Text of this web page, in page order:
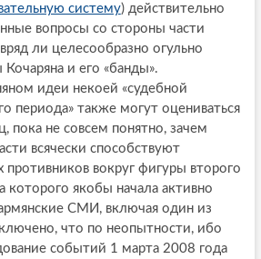
систему) действительно
вопросы со стороны части
ли целесообразно огульно
Кочаряна и его «банды».
идеи некоей «судебной
периода» также могут оцениваться
пока не совсем понятно, зачем
всячески способствуют
противников вокруг фигуры второго
которого якобы начала активно
СМИ, включая один из
что по неопытности, ибо
событий 1 марта 2008 года